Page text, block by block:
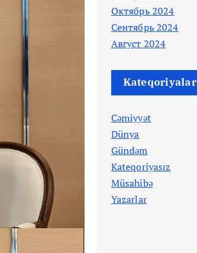
Октябрь 2024
Сентябрь 2024
Август 2024
Kateqoriyalar
Cəmiyyət
Dünya
Gündəm
Kateqoriyasız
Müsahibə
Yazarlar